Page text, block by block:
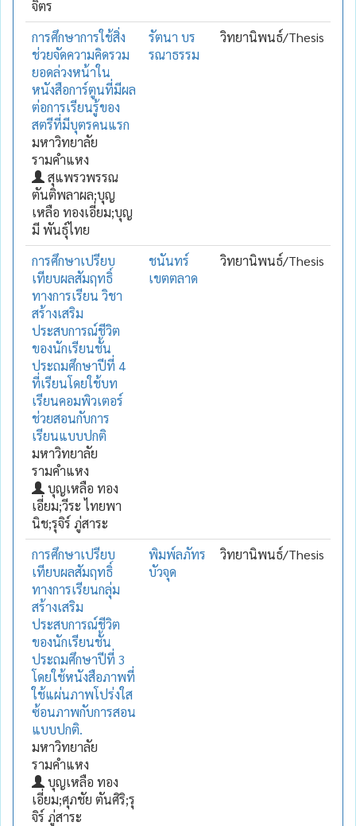
จิตร
การศึกษาการใช้สิ่ง
ช่วยจัดความคิดรวม
ยอดล่วงหน้าใน
หนังสือการ์ตูนที่มีผล
ต่อการเรียนรู้ของ
สตรีที่มีบุตรคนแรก
มหาวิทยาลัย
รามคำแหง
สุแพรวพรรณ
ตันติพลาผล;บุญ
เหลือ ทองเอี่ยม;บุญ
มี พันธุ์ไทย
รัตนา บร
รณาธรรม
วิทยานิพนธ์/Thesis
การศึกษาเปรียบ
เทียบผลสัมฤทธิ์
ทางการเรียน วิชา
สร้างเสริม
ประสบการณ์ชีวิต
ของนักเรียนชั้น
ประถมศึกษาปีที่ 4
ที่เรียนโดยใช้บท
เรียนคอมพิวเตอร์
ช่วยสอนกับการ
เรียนแบบปกติ
มหาวิทยาลัย
รามคำแหง
บุญเหลือ ทอง
เอี่ยม;วีระ ไทยพา
นิช;รุจิร์ ภู่สาระ
ชนันทร์
เขตตลาด
วิทยานิพนธ์/Thesis
การศึกษาเปรียบ
เทียบผลสัมฤทธิ์
ทางการเรียนกลุ่ม
สร้างเสริม
ประสบการณ์ชีวิต
ของนักเรียนชั้น
ประถมศึกษาปีที่ 3
โดยใช้หนังสือภาพที่
ใช้แผ่นภาพโปร่งใส
ซ้อนภาพกับการสอน
แบบปกติ.
มหาวิทยาลัย
รามคำแหง
บุญเหลือ ทอง
เอี่ยม;ศุภชัย ตันศิริ;รุ
จิร์ ภู่สาระ
พิมพ์ลภัทร
บัวจุด
วิทยานิพนธ์/Thesis